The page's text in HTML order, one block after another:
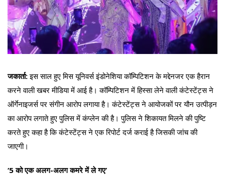
जकार्ता:इस साल हुए मिस यूनिवर्स इंडोनेशिया कॉम्पिटिशन के मद्देनजर एक हैरान
करने वाली खबर मीडिया में आई है। कॉम्पिटिशन में हिस्सा लेने वाली कंटेस्टेंट्स ने
ऑर्गेनाइजर्स पर संगीन आरोप लगाया है। कंटेस्टेंट्स ने आयोजकों पर यौन उत्पीड़न
का आरोप लगाते हुए पुलिस में कंप्लेन की है। पुलिस ने शिकायत मिलने की पुष्टि
करते हुए कहा है कि कंटेस्टेंट्स ने एक रिपोर्ट दर्ज कराई है जिसकी जांच की
जाएगी।
‘5 को एक अलग-अलग कमरे में ले गए’